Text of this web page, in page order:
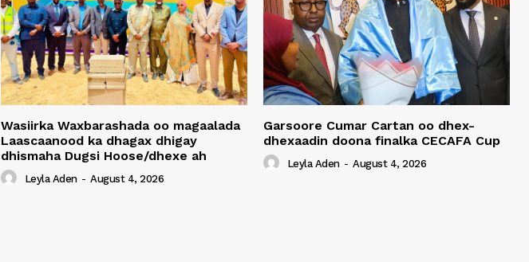
Wasiirka Waxbarashada oo magaalada
Laascaanood ka dhagax dhigay
dhismaha Dugsi Hoose/dhexe ah
Leyla Aden - August 4, 2026
Garsoore Cumar Cartan oo dhex-
dhexaadin doona finalka CECAFA Cup
Leyla Aden - August 4, 2026